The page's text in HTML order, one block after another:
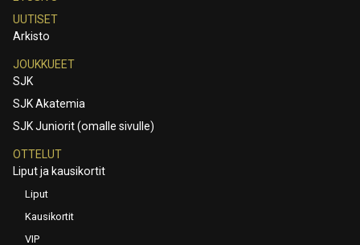
UUTISET
Arkisto
JOUKKUEET
SJK
SJK Akatemia
SJK Juniorit (omalle sivulle)
OTTELUT
Liput ja kausikortit
Liput
Kausikortit
VIP